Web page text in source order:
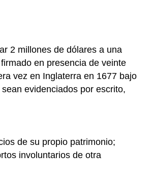
2 millones de dólares a una
en presencia de veinte
vez en Inglaterra en 1677 bajo
evidenciados por escrito,
de su propio patrimonio;
involuntarios de otra